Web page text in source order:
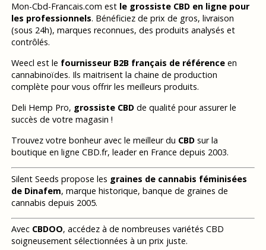
Mon-Cbd-Francais.com est le grossiste CBD en ligne pour
les professionnels. Bénéficiez de prix de gros, livraison
(sous 24h), marques reconnues, des produits analysés et
contrôlés.
Weecl est le fournisseur B2B français de référenceen
cannabinoïdes. Ils maitrisent la chaine de production
complète pour vous offrir les meilleurs produits.
Deli Hemp Pro, grossiste CBDde qualité pour assurer le
succès de votre magasin !
Trouvez votre bonheur avec le meilleur du CBDsur la
boutique en ligne CBD.fr, leader en France depuis 2003.
Silent Seeds propose les graines de cannabis féminisées
de Dinafem, marque historique, banque de graines de
cannabis depuis 2005.
Avec CBDOO, accédez à de nombreuses variétés CBD
soigneusement sélectionnées à un prix juste.